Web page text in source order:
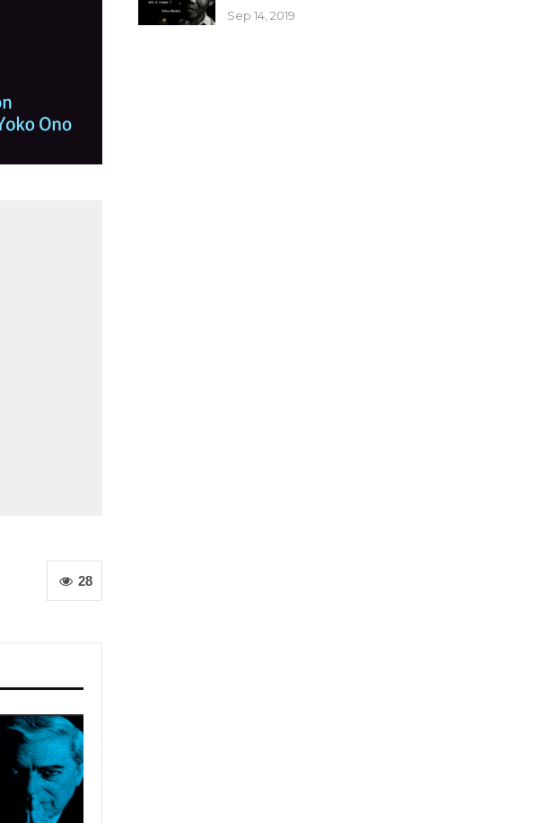
28
Sep 14, 2019